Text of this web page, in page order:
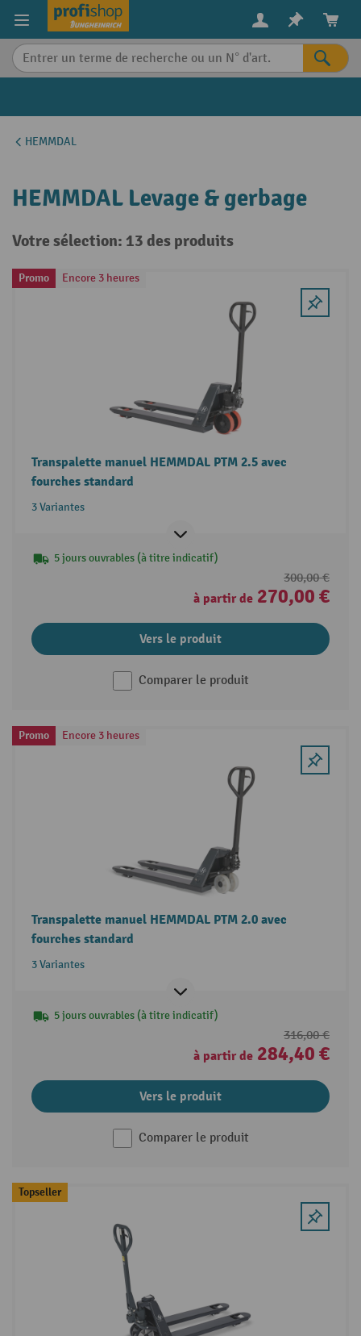
content
HEMMDAL
HEMMDAL Levage & gerbage
Votre sélection: 13 des produits
Promo Encore 3 heures
Transpalette manuel HEMMDAL PTM 2.5 avec
fourches standard
3 Variantes
5 jours ouvrables (à titre indicatif)
300,00 €
à partir de 270,00 €
Vers le produit
Comparer le produit
Promo Encore 3 heures
Transpalette manuel HEMMDAL PTM 2.0 avec
fourches standard
3 Variantes
5 jours ouvrables (à titre indicatif)
316,00 €
à partir de 284,40 €
Vers le produit
Comparer le produit
Topseller